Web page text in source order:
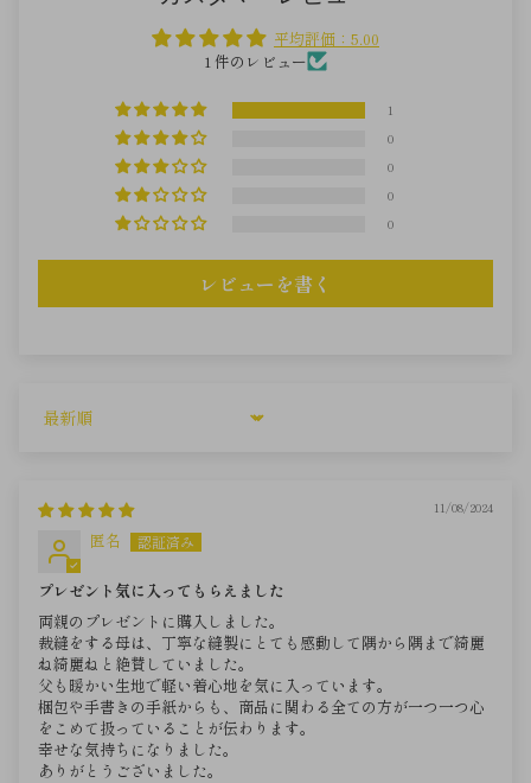
平均評価：5.00
1 件のレビュー
1
0
0
0
0
レビューを書く
Sort by
11/08/2024
匿名
プレゼント気に入ってもらえました
両親のプレゼントに購入しました。
裁縫をする母は、丁寧な縫製にとても感動して隅から隅まで綺麗
ね綺麗ねと絶賛していました。
父も暖かい生地で軽い着心地を気に入っています。
梱包や手書きの手紙からも、商品に関わる全ての方が一つ一つ心
をこめて扱っていることが伝わります。
幸せな気持ちになりました。
ありがとうございました。